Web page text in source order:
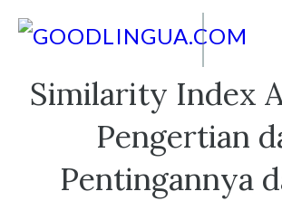
Similarity Index
Pengertian
Pentingannya